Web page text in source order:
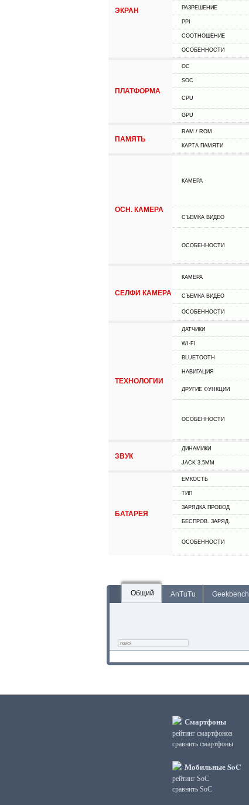
ЭКРАН РАЗРЕШЕНИЕ
PPI
СООТНОШЕНИЕ
ОСОБЕННОСТИ
ПЛАТФОРМА
ОС
SOC
CPU
GPU
ПАМЯТЬ
RAM / ROM
КАРТА ПАМЯТИ
ОСН. КАМЕРА
КАМЕРА
СЪЕМКА ВИДЕО
ОСОБЕННОСТИ
СЕЛФИ КАМЕРА
КАМЕРА
СЪЕМКА ВИДЕО
ОСОБЕННОСТИ
ТЕХНОЛОГИИ
ДАТЧИКИ
WI-FI
BLUETOOTH
НАВИГАЦИЯ
ДРУГИЕ ФУНКЦИИ
ОСОБЕННОСТИ
ЗВУК
ДИНАМИКИ
JACK 3.5MM
БАТАРЕЯ
ЕМКОСТЬ
ТИП
ЗАРЯДКА ПРОВОД
БЕСПРОВ. ЗАРЯД.
ОСОБЕННОСТИ
Общий AnTuTu Geekbench
Смартфоны
рейтинг смартфонов
сравнить смартфоны
Мобильные SoC
рейтинг SoC
сравнить SoC